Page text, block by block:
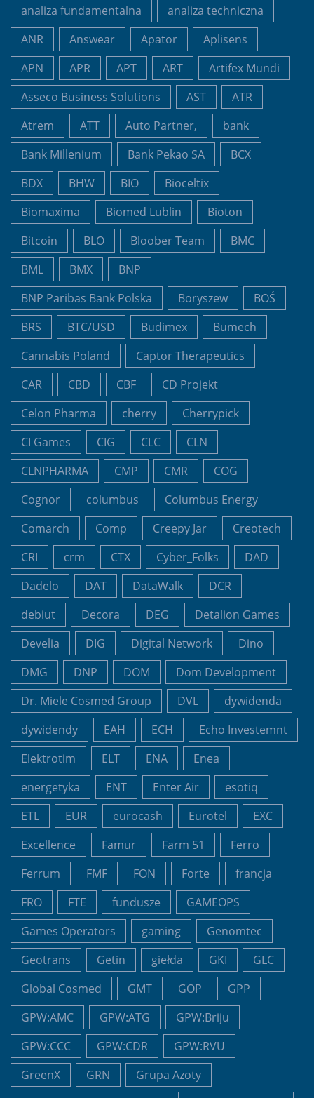
analiza fundamentalna
analiza techniczna
ANR
Answear Apator
Aplisens
APN
APR APT ART
Artifex Mundi
Asseco Business Solutions
AST
ATR
Atrem
ATT Auto Partner,
bank
Bank Millenium
Bank Pekao SA
BCX
BDX
BHW BIO
Bioceltix
Biomaxima
Biomed Lublin
Bioton
Bitcoin
BLO Bloober Team
BMC
BML
BMX
BNP
BNP Paribas Bank Polska
Boryszew
BOŚ
BRS
BTC/USD Budimex
Bumech
Cannabis Poland
Captor Therapeutics
CAR
CBD CBF
CD Projekt
Celon Pharma
cherry
Cherrypick
CI Games
CIG CLC
CLN
CLNPHARMA
CMP CMR
COG
Cognor
columbus
Columbus Energy
Comarch
Comp Creepy Jar
Creotech
CRI
crm CTX Cyber_Folks
DAD
Dadelo
DAT DataWalk
DCR
debiut
Decora DEG
Detalion Games
Develia
DIG Digital Network
Dino
DMG
DNP DOM
Dom Development
Dr. Miele Cosmed Group
DVL
dywidenda
dywidendy
EAH ECH
Echo Investemnt
Elektrotim
ELT ENA
Enea
energetyka
ENT Enter Air
esotiq
ETL
EUR eurocash Eurotel
EXC
Excellence
Famur Farm 51
Ferro
Ferrum
FMF FON Forte
francja
FRO
FTE fundusze
GAMEOPS
Games Operators
gaming
Genomtec
Geotrans
Getin giełda GKI
GLC
Global Cosmed
GMT GOP
GPP
GPW:AMC
GPW:ATG
GPW:Briju
GPW:CCC
GPW:CDR
GPW:RVU
GreenX
GRN
Grupa Azoty